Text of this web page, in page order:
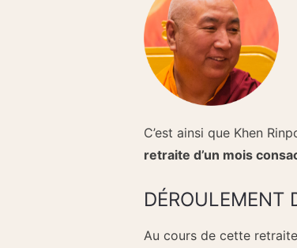
C’est ainsi que Khen
retraite d’un mois
DÉROULEMENT
Au cours de cette